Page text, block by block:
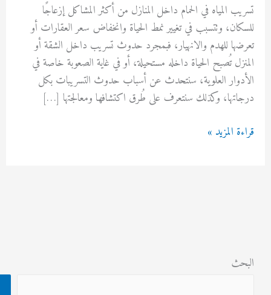
المياه في الحمام داخل المنازل من أكثر المشاكل إزعاجًا
وتتسبب في تغيير نمط الحياة وانخفاض سعر العقارات أو
للهدم والانهيار، فبمجرد حدوث تسريب داخل الشقة أو
تُصبح الحياة داخله مستحيلة، أو في غاية الصعوبة خاصة في
العلوية، سنتحدث عن أسباب حدوث التسريبات بكل
وكذلك سنتعرف على طُرق اكتشافها ومعالجتها […]
»